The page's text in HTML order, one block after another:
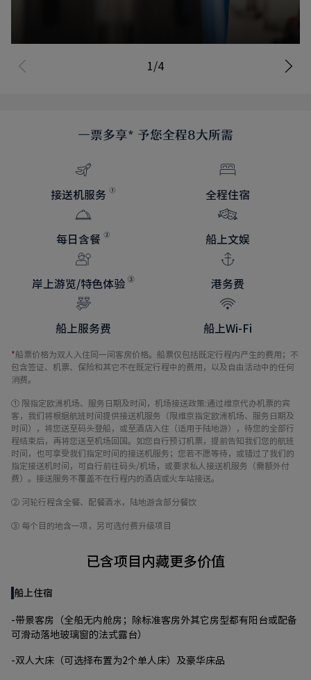
1/4
一票多享* 予您全程8大所需
接送机服务 全程住宿
每日含餐 船上文娱
岸上游览/特色体验 港务费
船上服务费 船上Wi-Fi
*船票价格为双人入住同一间客房价格。船票仅包括既定行程内产生的费用；不
包含签证、机票、保险和其它不在既定行程中的费用，以及自由活动中的任何
消费。
① 限指定欧洲机场、服务日期及时间，机场接送政策:通过维京代办机票的宾
客，我们将根据航班时间提供接送机服务（限维京指定欧洲机场、服务日期及
时间），将您送至码头登船，或至酒店入住（适用于陆地游），待您的全部行
程结束后，再将您送至机场回国。如您自行预订机票，提前告知我们您的航班
时间，也可享受我们指定时间的接送机服务；您若不愿等待，或错过了我们的
指定接送机时间，可自行前往码头/机场，或要求私人接送机服务（需额外付
费）。接送服务不覆盖不在行程内的酒店或火车站接送。
② 河轮行程含全餐、配餐酒水，陆地游含部分餐饮
③ 每个目的地含一项，另可选付费升级项目
已含项目内藏更多价值
船上住宿
-带景客房（全船无内舱房；除标准客房外其它房型都有阳台或配备
可滑动落地玻璃窗的法式露台）
-双人大床（可选择布置为2个单人床）及豪华床品